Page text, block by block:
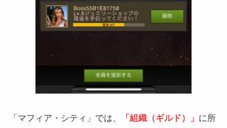
「マフィア・シティ」では、 「組織（ギルド）」 に所